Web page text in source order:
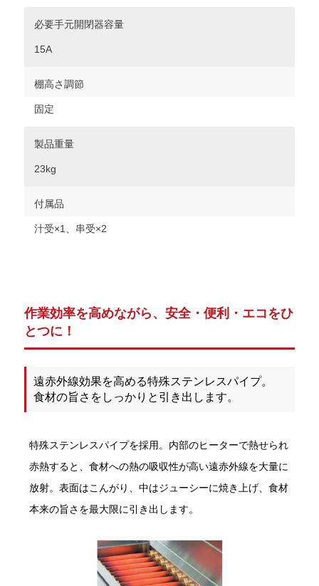
必要手元開閉器容量
15A
棚高さ調節
固定
製品重量
23kg
付属品
汁受×1、串受×2
作業効率を高めながら、安全・便利・エコをひ
とつに！
遠赤外線効果を高める特殊ステンレスパイプ。
食材の旨さをしっかりと引き出します。
特殊ステンレスパイプを採用。内部のヒーターで熱せられ
赤熱すると、食材への熱の吸収性が高い遠赤外線を大量に
放射。表面はこんがり、中はジューシーに焼き上げ、食材
本来の旨さを最大限に引き出します。